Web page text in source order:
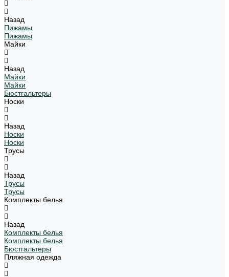
Назад
Пижамы
Пижамы
Майки
Назад
Майки
Майки
Бюстгальтеры
Носки
Назад
Носки
Носки
Трусы
Назад
Трусы
Трусы
Комплекты белья
Назад
Комплекты белья
Комплекты белья
Бюстгальтеры
Пляжная одежда